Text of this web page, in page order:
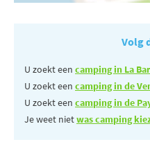
Volg
U zoekt een camping in La
U zoekt een camping in de
U zoekt een camping in de
Je weet nietwas camping